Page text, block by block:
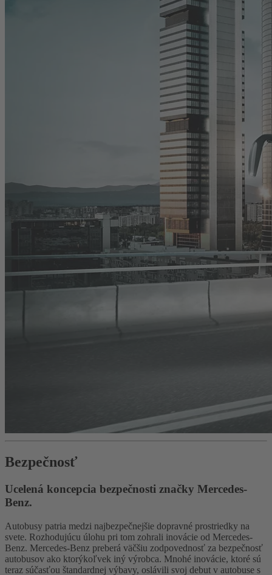
Bezpečnosť
Ucelená koncepcia bezpečnosti značky Mercedes-
Benz.
Autobusy patria medzi najbezpečnejšie dopravné prostriedky na
svete. Rozhodujúcu úlohu pri tom zohrali inovácie od Mercedes-
Benz. Mercedes-Benz preberá väčšiu zodpovednosť za bezpečnosť
autobusov ako ktorýkoľvek iný výrobca. Mnohé inovácie, ktoré sú
teraz súčasťou štandardnej výbavy, oslávili svoj debut v autobuse s